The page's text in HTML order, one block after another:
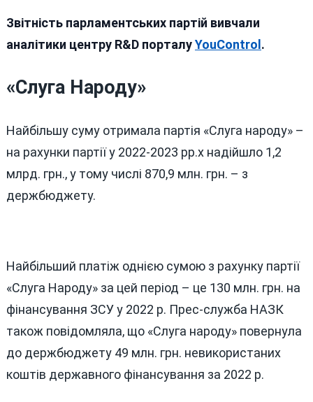
Звітність парламентських партій вивчали
аналітики центру R&D порталуYouControl .
«Слуга Народу»
Найбільшу суму отримала партія «Слуга народу» –
на рахунки партії у 2022-2023 рр.х надійшло 1,2
млрд. грн., у тому числі 870,9 млн. грн. – з
держбюджету.
Найбільший платіж однією сумою з рахунку партії
«Слуга Народу» за цей період – це 130 млн. грн. на
фінансування ЗСУ у 2022 р. Прес-служба НАЗК
також повідомляла, що «Слуга народу» повернула
до держбюджету 49 млн. грн. невикористаних
коштів державного фінансування за 2022 р.